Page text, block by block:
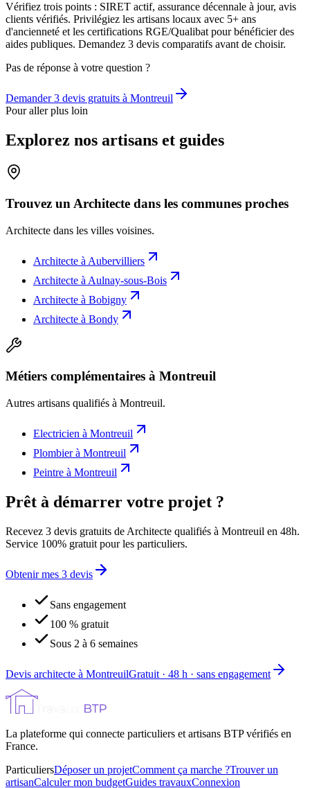
Vérifiez trois points : SIRET actif, assurance décennale à jour, avis
clients vérifiés. Privilégiez les artisans locaux avec 5+ ans
d'ancienneté et les certifications RGE/Qualibat pour bénéficier des
aides publiques. Demandez 3 devis comparatifs avant de choisir.
Pas de réponse à votre question ?
Demander 3 devis gratuits à Montreuil
Pour aller plus loin
Explorez nos artisans et guides
Trouvez un Architecte dans les communes proches
Architecte dans les villes voisines.
Architecte à Aubervilliers
Architecte à Aulnay-sous-Bois
Architecte à Bobigny
Architecte à Bondy
Métiers complémentaires à Montreuil
Autres artisans qualifiés à Montreuil.
Electricien à Montreuil
Plombierà Montreuil
Peintre à Montreuil
Prêt à démarrer votre projet ?
Recevez 3 devis gratuits de Architecte qualifiés à Montreuil en 48h.
Service 100% gratuit pour les particuliers.
Obtenir mes 3 devis
Sans engagement
100 % gratuit
Sous 2 à 6 semaines
Devis architecte à MontreuilGratuit · 48 h · sans engagement
La plateforme qui connecte particuliers et artisans BTP vérifiés en
France.
ParticuliersDéposer un projetComment ça marche ?Trouver un
artisanCalculer mon budgetGuides travauxConnexion